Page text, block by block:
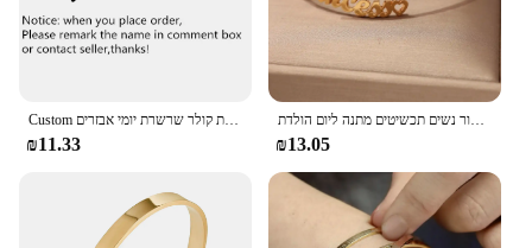
personalized rubber stamps, you can rest assured
that your business documents will always reflect the
professionalism and quality your clients deserve.
Custom עברית שם שרשרת תכשיטי יהודית נירוסטה חתימה אישית קולר שרשרת יומי אבזרים
₪11.33
מותאם אישית לצמיד לב כתר לב אופנה מלבן חן צמיד צבע זהב נירוסטה עבור נשים תכשיטים מתנה ליום הולדת
₪13.05